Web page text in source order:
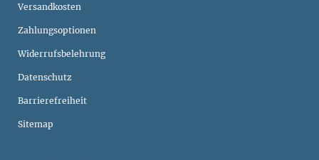
Versandkosten
Zahlungsoptionen
Widerrufsbelehrung
Datenschutz
Barrierefreiheit
Sitemap